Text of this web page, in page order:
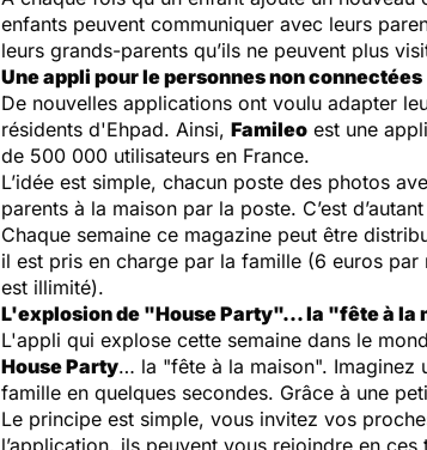
enfants peuvent communiquer avec leurs
leurs grands-parents qu’ils ne peuvent plus
Une appli pour le personnes non connectées
De nouvelles applications ont voulu adapter
résidents d'Ehpad. Ainsi, Famileo est une
de 500 000 utilisateurs en France.
L’idée est simple, chacun poste des photos
parents à la maison par la poste. C’est
Chaque semaine ce magazine peut être
il est pris en charge par la famille (6 euros
est illimité).
L'explosion de "House Party"... la "fête à la
L'appli qui explose cette semaine dans le
House Party… la "fête à la maison". Imaginez
famille en quelques secondes. Grâce à une
Le principe est simple, vous invitez vos